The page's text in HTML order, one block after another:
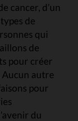
cancer, d’un
de
qui
de
pour créer
Aucun autre
pour
du